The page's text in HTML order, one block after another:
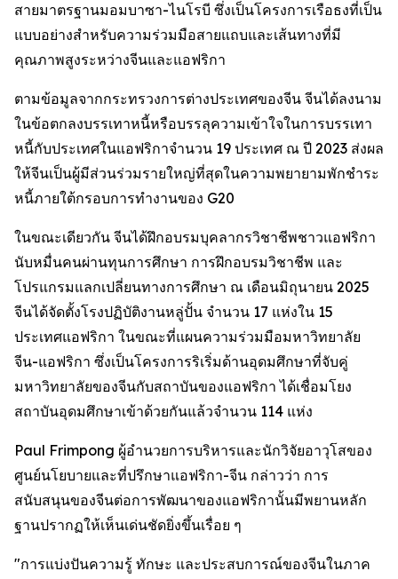
สายมาตรฐานมอมบาซา-ไนโรบี ซึ่งเป็นโครงการเรือธงที่เป็น
แบบอย่างสำหรับความร่วมมือสายแถบและเส้นทางที่มี
คุณภาพสูงระหว่างจีนและแอฟริกา
ตามข้อมูลจากกระทรวงการต่างประเทศของจีน จีนได้ลงนาม
ในข้อตกลงบรรเทาหนี้หรือบรรลุความเข้าใจในการบรรเทา
หนี้กับประเทศในแอฟริกาจำนวน 19 ประเทศ ณ ปี 2023 ส่งผล
ให้จีนเป็นผู้มีส่วนร่วมรายใหญ่ที่สุดในความพยายามพักชำระ
หนี้ภายใต้กรอบการทำงานของ G20
ในขณะเดียวกัน จีนได้ฝึกอบรมบุคลากรวิชาชีพชาวแอฟริกา
นับหมื่นคนผ่านทุนการศึกษา การฝึกอบรมวิชาชีพ และ
โปรแกรมแลกเปลี่ยนทางการศึกษา ณ เดือนมิถุนายน 2025
จีนได้จัดตั้งโรงปฏิบัติงานหลู่ปั้น จำนวน 17 แห่งใน 15
ประเทศแอฟริกา ในขณะที่แผนความร่วมมือมหาวิทยาลัย
จีน-แอฟริกา ซึ่งเป็นโครงการริเริ่มด้านอุดมศึกษาที่จับคู่
มหาวิทยาลัยของจีนกับสถาบันของแอฟริกา ได้เชื่อมโยง
สถาบันอุดมศึกษาเข้าด้วยกันแล้วจำนวน 114 แห่ง
Paul Frimpong ผู้อำนวยการบริหารและนักวิจัยอาวุโสของ
ศูนย์นโยบายและที่ปรึกษาแอฟริกา-จีน กล่าวว่า การ
สนับสนุนของจีนต่อการพัฒนาของแอฟริกานั้นมีพยานหลัก
ฐานปรากฏให้เห็นเด่นชัดยิ่งขึ้นเรื่อย ๆ
"การแบ่งปันความรู้ ทักษะ และประสบการณ์ของจีนในภาค